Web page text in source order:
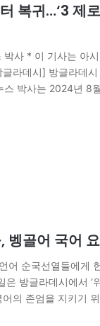
복귀…‘3 제
사 * 이 기사는 아
라데시] 방글라데
스 박사는 2024년 8
벵골어 국어
어 순국선열들에게
방글라데시에서 ‘
의 존엄을 지키기